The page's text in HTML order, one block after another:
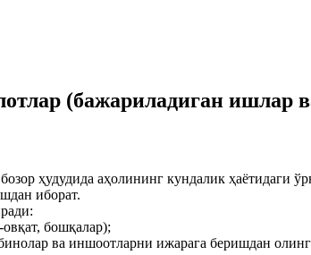
(бажариладиган ишлар
ҳудудида аҳолининг кундалик ҳаётидаги
иборат.
бошқалар);
ва иншоотларни ижарага беришдан